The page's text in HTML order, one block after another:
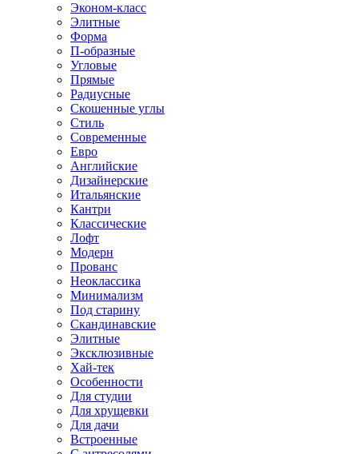
Эконом-класс
Элитные
Форма
П-образные
Угловые
Прямые
Радиусные
Скошенные углы
Стиль
Современные
Евро
Английские
Дизайнерские
Итальянские
Кантри
Классические
Лофт
Модерн
Прованс
Неоклассика
Минимализм
Под старину
Скандинавские
Элитные
Эксклюзивные
Хай-тек
Особенности
Для студии
Для хрущевки
Для дачи
Встроенные